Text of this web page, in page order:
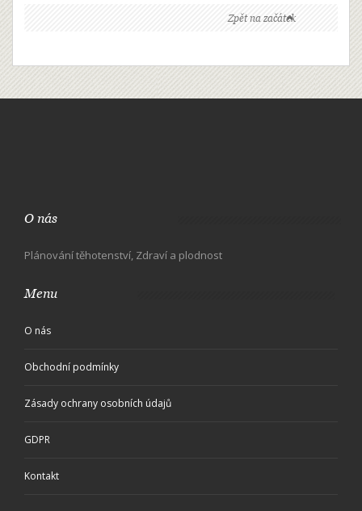
Zpět na začátek
O nás
Plánování těhotenství, Zdraví a plodnost
Menu
O nás
Obchodní podmínky
Zásady ochrany osobních údajů
GDPR
Kontakt